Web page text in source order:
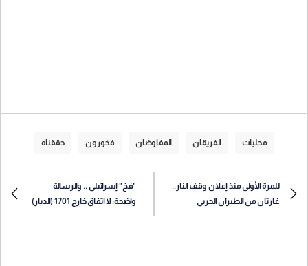
محليات الفريقان المفاوضان فخورون حققناه
للمرة الأولى منذ إعلان وقف النار..
غارتان من الطيران الحربي
"فخ" إسرائيلي .. والرسالة
واضحة: لا اتفاق خارج 1701 (الديار)